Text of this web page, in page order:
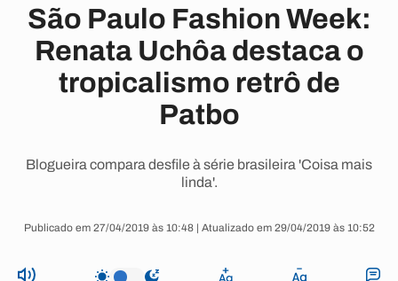
São Paulo Fashion Week:
Renata Uchôa destaca o
tropicalismo retrô de
Patbo
Blogueira compara desfile à série brasileira 'Coisa mais
linda'.
Publicado em 27/04/2019 às 10:48 | Atualizado em 29/04/2019 às 10:52